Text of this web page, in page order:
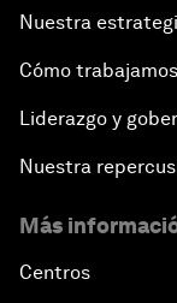
Nuestra
Cómo trabajamos
Liderazgo y
Nuestra
Más
Centros